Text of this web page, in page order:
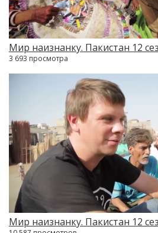
Мир наизнанку. Пакистан 12
3 693 просмотра
Мир наизнанку. Пакистан 12